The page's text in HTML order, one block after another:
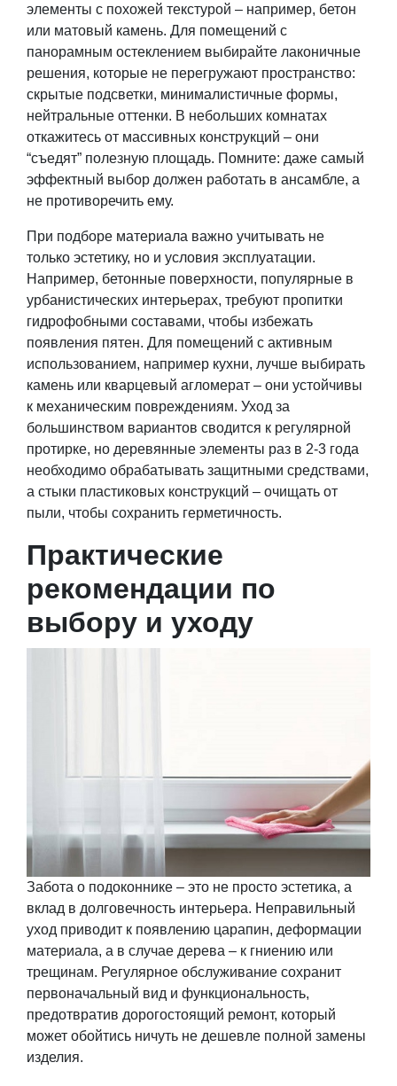
элементы с похожей текстурой – например, бетон
или матовый камень. Для помещений с
панорамным остеклением выбирайте лаконичные
решения, которые не перегружают пространство:
скрытые подсветки, минималистичные формы,
нейтральные оттенки. В небольших комнатах
откажитесь от массивных конструкций – они
“съедят” полезную площадь. Помните: даже самый
эффектный выбор должен работать в ансамбле, а
не противоречить ему.
При подборе материала важно учитывать не
только эстетику, но и условия эксплуатации.
Например, бетонные поверхности, популярные в
урбанистических интерьерах, требуют пропитки
гидрофобными составами, чтобы избежать
появления пятен. Для помещений с активным
использованием, например кухни, лучше выбирать
камень или кварцевый агломерат – они устойчивы
к механическим повреждениям. Уход за
большинством вариантов сводится к регулярной
протирке, но деревянные элементы раз в 2-3 года
необходимо обрабатывать защитными средствами,
а стыки пластиковых конструкций – очищать от
пыли, чтобы сохранить герметичность.
Практические
рекомендации по
выбору и уходу
Забота о подоконнике – это не просто эстетика, а
вклад в долговечность интерьера. Неправильный
уход приводит к появлению царапин, деформации
материала, а в случае дерева – к гниению или
трещинам. Регулярное обслуживание сохранит
первоначальный вид и функциональность,
предотвратив дорогостоящий ремонт, который
может обойтись ничуть не дешевле полной замены
изделия.